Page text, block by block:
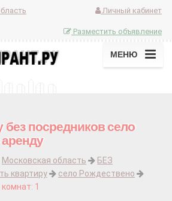
Личный кабинет
Разместить объявление
МЕНЮ
без посредников село
Московская область
БЕЗ
квартиру
село Рождествено
1